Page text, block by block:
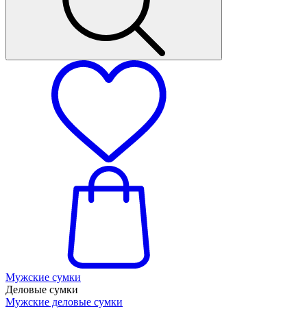
Мужские сумки
Деловые сумки
Мужские деловые сумки